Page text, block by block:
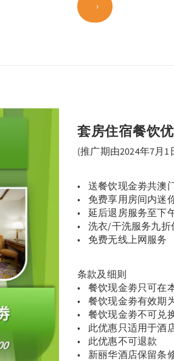
套房住宿餐饮
(推广期由2024年7月1
• 送餐饮现金劵共澳
• 免费享用房间内迷
• 延后退房服务至下
• 洗衣/干洗服务九折
• 免费无线上网服务
条款及细则
• 餐饮现金劵只可在
• 餐饮现金劵有效期
• 餐饮现金劵不可兑
• 此优惠只适用于酒
• 此优惠不可退款
• 新丽华酒店保留条